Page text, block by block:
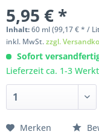
5,95 € *
Inhalt:60 ml(99,17 € * /
inkl. MwSt.zzgl.
Sofort
Lieferzeit ca. 1-3
Merken